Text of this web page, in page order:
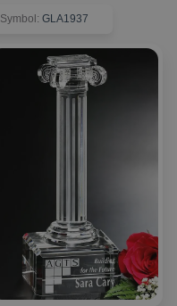
Symbol: GLA1937